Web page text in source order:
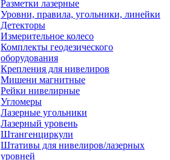
Разметки лазерные
Уровни, правила, угольники, линейки
Детекторы
Измерительное колесо
Комплекты геодезического
оборудования
Крепления для нивелиров
Мишени магнитные
Рейки нивелирные
Угломеры
Лазерные угольники
Лазерный уровень
Штангенциркули
Штативы для нивелиров/лазерных
уровней